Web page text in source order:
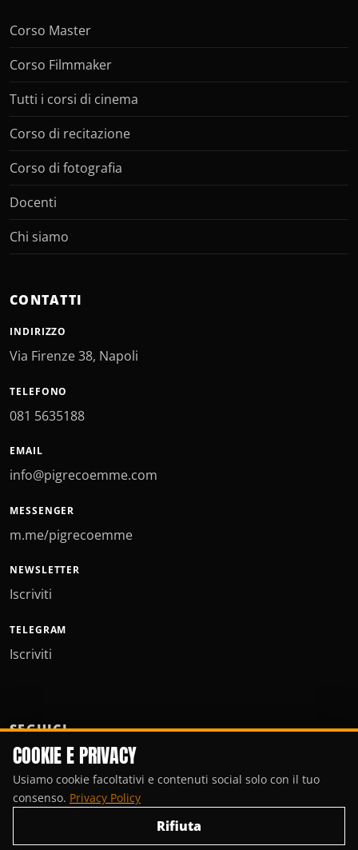
Corso Master
Corso Filmmaker
Tutti i corsi di cinema
Corso di recitazione
Corso di fotografia
Docenti
Chi siamo
CONTATTI
INDIRIZZO
Via Firenze 38, Napoli
TELEFONO
081 5635188
EMAIL
info@pigrecoemme.com
MESSENGER
m.me/pigrecoemme
NEWSLETTER
Iscriviti
TELEGRAM
Iscriviti
SEGUICI
COOKIE E PRIVACY
Usiamo cookie facoltativi e contenuti social solo con il tuo
consenso. Privacy Policy
Rifiuta